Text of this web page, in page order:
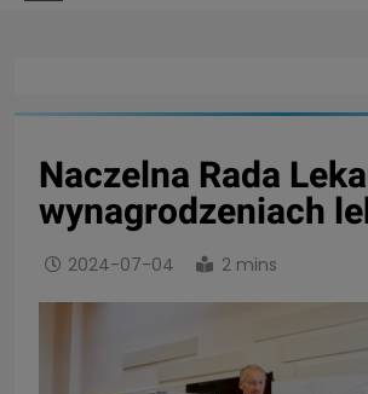
Naczelna Rada
wynagrodzeniach
2024-07-04 2 mins